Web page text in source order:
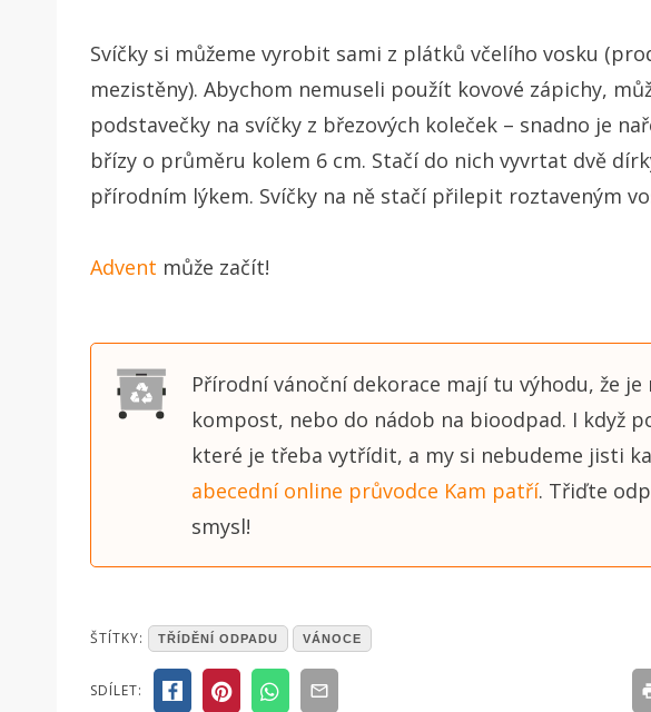
Svíčky si můžeme vyrobit sami z plátků včelího vosku
mezistěny). Abychom nemuseli použít kovové zápichy,
podstavečky na svíčky z březových koleček – snadno je
břízy o průměru kolem 6 cm. Stačí do nich vyvrtat dvě
přírodním lýkem. Svíčky na ně stačí přilepit roztaveným
Advent může začít!
Přírodní vánoční dekorace mají tu výhodu, že
kompost, nebo do nádob na bioodpad. I když
které je třeba vytřídit, a my si nebudeme jisti
abecední online průvodce Kam patří. Třiďte
smysl!
POSTED
ČLÁNKY
ŠTÍTKY: TŘÍDĚNÍ ODPADU VÁNOCE
SDÍLET: